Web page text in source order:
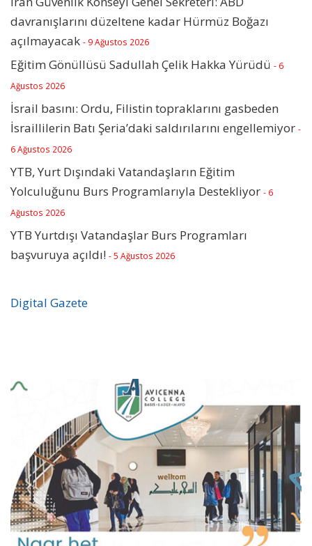
davranışlarını düzeltene kadar Hürmüz Boğazı
açılmayacak - 9 Ağustos 2026
Eğitim Gönüllüsü Sadullah Çelik Hakka Yürüdü - 6
Ağustos 2026
İsrail basını: Ordu, Filistin topraklarını gasbeden
İsraillilerin Batı Şeria’daki saldırılarını engellemiyor -
6 Ağustos 2026
YTB, Yurt Dışındaki Vatandaşların Eğitim
Yolculuğunu Burs Programlarıyla Destekliyor - 6
Ağustos 2026
YTB Yurtdışı Vatandaşlar Burs Programları
başvuruya açıldı! - 5 Ağustos 2026
Digital Gazete